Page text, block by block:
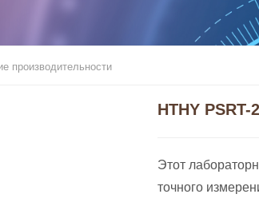
производительности
HTHY PSRT-2
Этот
точного